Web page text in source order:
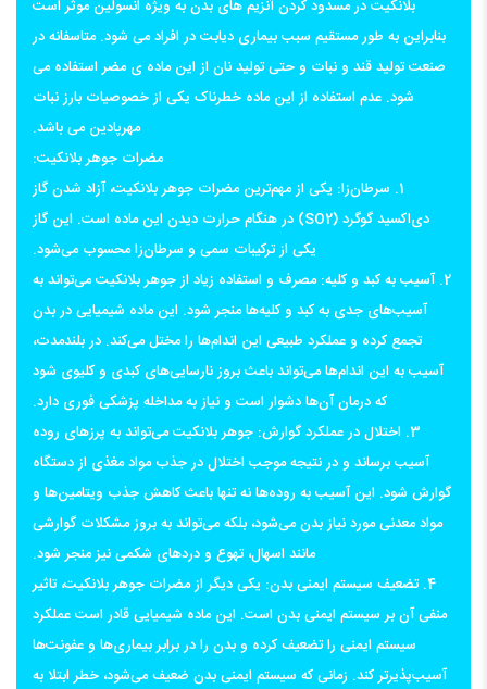
بلانکیت در مسدود کردن آنزیم های بدن به ویژه انسولین موثر است
بنابراین به طور مستقیم سبب بیماری دیابت در افراد می شود. متاسفانه در
صنعت تولید قند و نبات و حتی تولید نان از این ماده ی مضر استفاده می
شود. عدم استفاده از این ماده خطرناک یکی از خصوصیات بارز نبات
مهرپادین می باشد.
مضرات جوهر بلانکیت:
1. سرطان‌زا: یکی از مهم‌ترین مضرات جوهر بلانکیت، آزاد شدن گاز
دی‌اکسید گوگرد (SO2) در هنگام حرارت دیدن این ماده است. این گاز
یکی از ترکیبات سمی و سرطان‌زا محسوب می‌شود.
2. آسیب به کبد و کلیه: مصرف و استفاده زیاد از جوهر بلانکیت می‌تواند به
آسیب‌های جدی به کبد و کلیه‌ها منجر شود. این ماده شیمیایی در بدن
تجمع کرده و عملکرد طبیعی این اندام‌ها را مختل می‌کند. در بلندمدت،
آسیب به این اندام‌ها می‌تواند باعث بروز نارسایی‌های کبدی و کلیوی شود
که درمان آن‌ها دشوار است و نیاز به مداخله پزشکی فوری دارد.
3. اختلال در عملکرد گوارش: جوهر بلانکیت می‌تواند به پرزهای روده
آسیب برساند و در نتیجه موجب اختلال در جذب مواد مغذی از دستگاه
گوارش شود. این آسیب به روده‌ها نه تنها باعث کاهش جذب ویتامین‌ها و
مواد معدنی مورد نیاز بدن می‌شود، بلکه می‌تواند به بروز مشکلات گوارشی
مانند اسهال، تهوع و دردهای شکمی نیز منجر شود.
4. تضعیف سیستم ایمنی بدن: یکی دیگر از مضرات جوهر بلانکیت، تاثیر
منفی آن بر سیستم ایمنی بدن است. این ماده شیمیایی قادر است عملکرد
سیستم ایمنی را تضعیف کرده و بدن را در برابر بیماری‌ها و عفونت‌ها
آسیب‌پذیرتر کند. زمانی که سیستم ایمنی بدن ضعیف می‌شود، خطر ابتلا به